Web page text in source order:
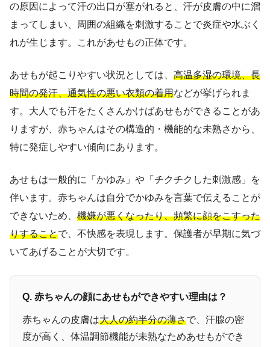
の原因によって汗の出口が塞がれると、汗が皮膚の中に溜
まってしまい、周囲の組織を刺激することで炎症や水ぶく
れが生じます。これがあせもの正体です。
あせもが起こりやすい状況としては、 高温多湿の環境、長
時間の発汗、通気性の悪い衣類の着用などが挙げられま
す。大人でも汗をたくさんかけばあせもができることがあ
りますが、赤ちゃんはその構造的・機能的な未熟さから、
特に発症しやすい傾向にあります。
あせもは一般的に「かゆみ」や「チクチクした刺激感」を
伴います。赤ちゃんは自分でかゆみを言葉で伝えることが
できないため、 機嫌が悪くなったり、頻繁に顔をこすった
りすることで、不快感を表現します。保護者が早期に気づ
いてあげることが大切です。
Q. 赤ちゃんの顔にあせもができやすい理由は？
赤ちゃんの皮膚は大人の約半分の薄さで、汗腺の密
度が高く、体温調節機能が未熟なためあせもができ